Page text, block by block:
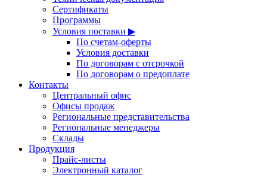
Сертификаты
Программы
Условия поставки ▶
По счетам-оферты
Условия доставки
По договорам с отсрочкой
По договорам о предоплате
Контакты
Центральный офис
Офисы продаж
Региональные представительства
Региональные менеджеры
Склады
Продукция
Прайс-листы
Электронный каталог